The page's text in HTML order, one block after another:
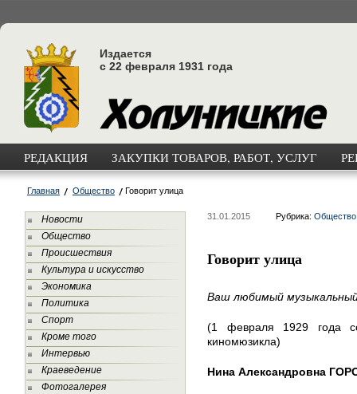
Издается
с 22 февраля 1931 года
РЕДАКЦИЯ ЗАКУПКИ ТОВАРОВ, РАБОТ, УСЛУГ
Главная Общество Говорит улица
Новости
Общество
Происшествия
Культура и искусство
Экономика
Политика
Спорт
Кроме того
Интервью
Краеведение
Фотогалерея
31.01.2015 Рубрика: Общество
Говорит улица
Ваш любимый
(1 февраля 1929 года
киномюзикла)
Нина Александровна